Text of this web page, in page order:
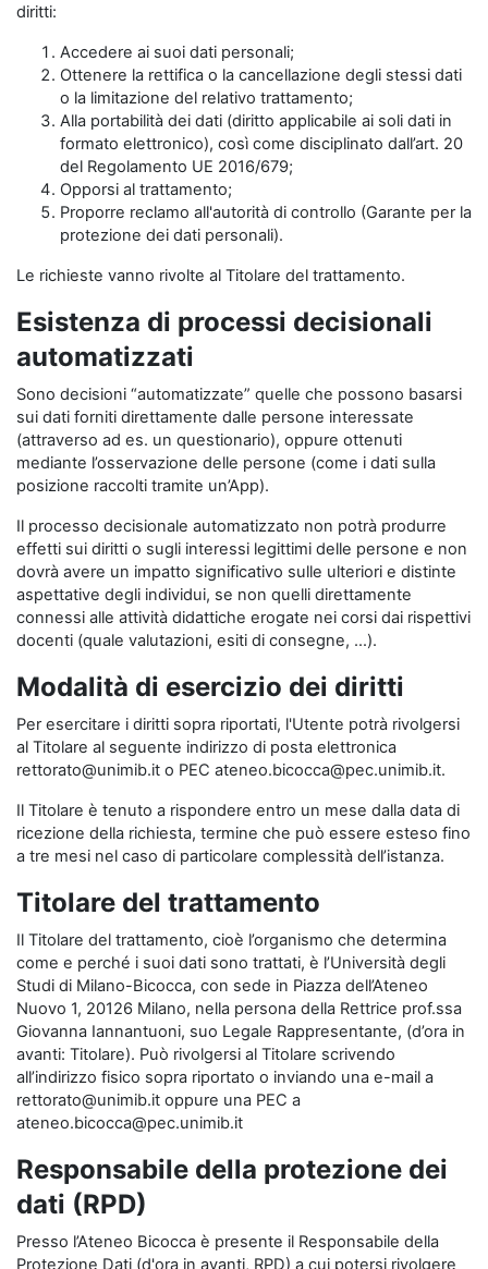
diritti:
Accedere ai suoi dati personali;
Ottenere la rettifica o la cancellazione degli stessi dati
o la limitazione del relativo trattamento;
Alla portabilità dei dati (diritto applicabile ai soli dati in
formato elettronico), così come disciplinato dall’art. 20
del Regolamento UE 2016/679;
Opporsi al trattamento;
Proporre reclamo all'autorità di controllo (Garante per la
protezione dei dati personali).
Le richieste vanno rivolte al Titolare del trattamento.
Esistenza di processi decisionali
automatizzati
Sono decisioni “automatizzate” quelle che possono basarsi
sui dati forniti direttamente dalle persone interessate
(attraverso ad es. un questionario), oppure ottenuti
mediante l’osservazione delle persone (come i dati sulla
posizione raccolti tramite un’App).
Il processo decisionale automatizzato non potrà produrre
effetti sui diritti o sugli interessi legittimi delle persone e non
dovrà avere un impatto significativo sulle ulteriori e distinte
aspettative degli individui, se non quelli direttamente
connessi alle attività didattiche erogate nei corsi dai rispettivi
docenti (quale valutazioni, esiti di consegne, …).
Modalità di esercizio dei diritti
Per esercitare i diritti sopra riportati, l'Utente potrà rivolgersi
al Titolare al seguente indirizzo di posta elettronica
rettorato@unimib.it o PEC ateneo.bicocca@pec.unimib.it.
Il Titolare è tenuto a rispondere entro un mese dalla data di
ricezione della richiesta, termine che può essere esteso fino
a tre mesi nel caso di particolare complessità dell’istanza.
Titolare del trattamento
Il Titolare del trattamento, cioè l’organismo che determina
come e perché i suoi dati sono trattati, è l’Università degli
Studi di Milano-Bicocca, con sede in Piazza dell’Ateneo
Nuovo 1, 20126 Milano, nella persona della Rettrice prof.ssa
Giovanna Iannantuoni, suo Legale Rappresentante, (d’ora in
avanti: Titolare). Può rivolgersi al Titolare scrivendo
all’indirizzo fisico sopra riportato o inviando una e-mail a
rettorato@unimib.it oppure una PEC a
ateneo.bicocca@pec.unimib.it
Responsabile della protezione dei
dati (RPD)
Presso l’Ateneo Bicocca è presente il Responsabile della
Protezione Dati (d'ora in avanti, RPD) a cui potersi rivolgere